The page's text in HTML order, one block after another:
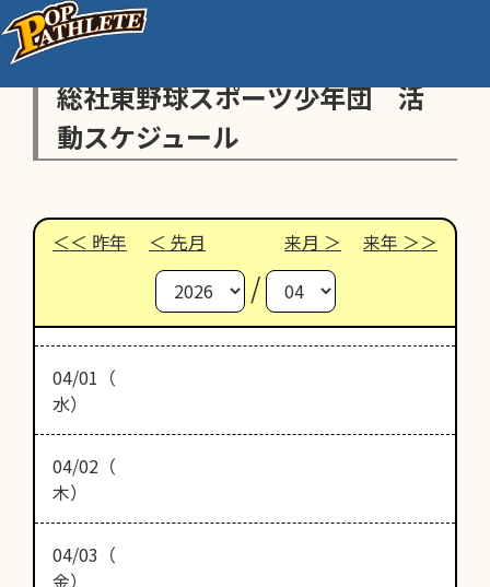
総社東野球スポーツ少年団 活
動スケジュール
昨年 先月 来月 来年
/
04/01（
水）
04/02（
木）
04/03（
金）